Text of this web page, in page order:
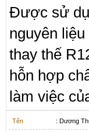
Được sử
nguyên
thay thế
hỗn hợp
làm việc
Tên : Dương